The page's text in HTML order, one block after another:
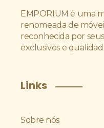
EMPORIUM é uma
renomeada de
reconhecida por
exclusivos e
Links
Sobre nós